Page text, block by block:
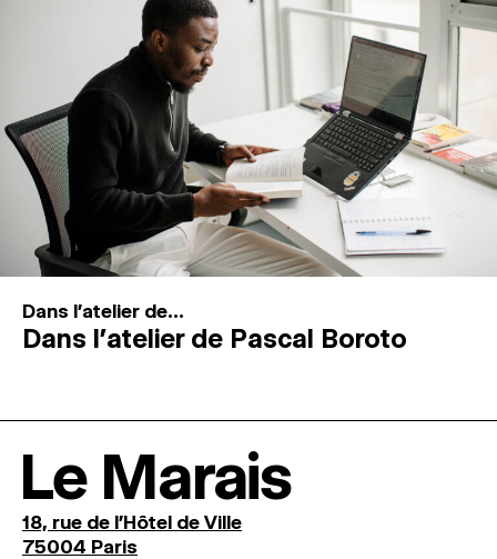
Dans l'atelier de...
Dans l’atelier de Pascal Boroto
Le Marais
18, rue de l'Hôtel de Ville
75004 Paris